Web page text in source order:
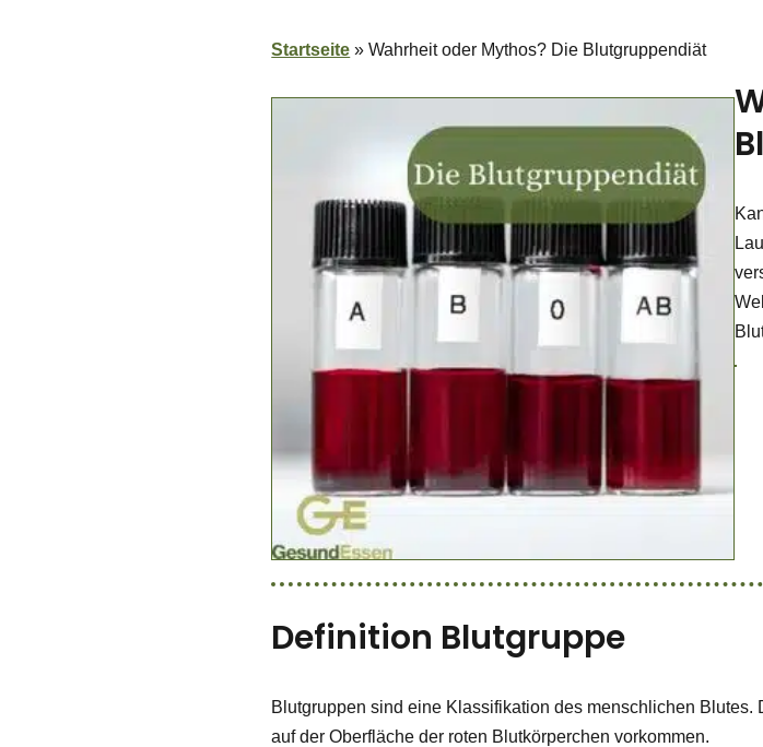
Startseite »Wahrheit oder Mythos? Die Blutgruppendiät
Definition Blutgruppe
Blutgruppen sind eine Klassifikation des menschlichen
auf der Oberfläche der roten Blutkörperchen vorkommen.